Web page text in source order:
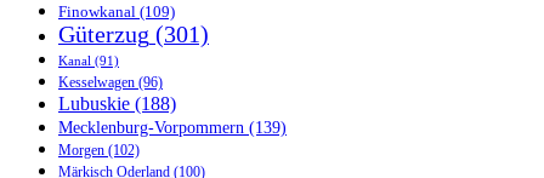
Finowkanal (109)
Güterzug (301)
Kanal (91)
Kesselwagen (96)
Lubuskie (188)
Mecklenburg-Vorpommern (139)
Morgen (102)
Märkisch Oderland (100)